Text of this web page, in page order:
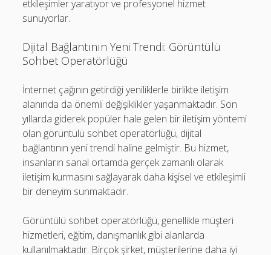
etkileşimler yaratıyor ve profesyonel hizmet
sunuyorlar.
Dijital Bağlantının Yeni Trendi: Görüntülü
Sohbet Operatörlüğü
İnternet çağının getirdiği yeniliklerle birlikte iletişim
alanında da önemli değişiklikler yaşanmaktadır. Son
yıllarda giderek popüler hale gelen bir iletişim yöntemi
olan görüntülü sohbet operatörlüğü, dijital
bağlantının yeni trendi haline gelmiştir. Bu hizmet,
insanların sanal ortamda gerçek zamanlı olarak
iletişim kurmasını sağlayarak daha kişisel ve etkileşimli
bir deneyim sunmaktadır.
Görüntülü sohbet operatörlüğü, genellikle müşteri
hizmetleri, eğitim, danışmanlık gibi alanlarda
kullanılmaktadır. Birçok şirket, müşterilerine daha iyi